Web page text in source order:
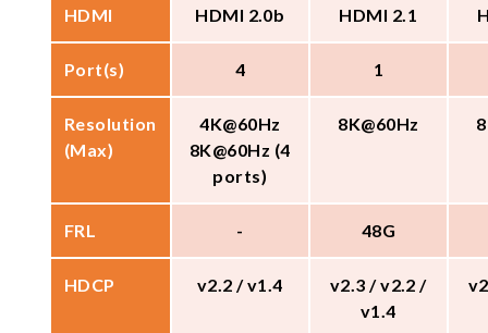
HDMI HDMI 2.0b HDMI 2.1
Port(s) 4 1
Resolution
(Max)
4K@60Hz
8K@60Hz (4
ports)
8K@60Hz
FRL - 48G
HDCP v2.2 / v1.4
v2.3 / v2.2 /
v1.4